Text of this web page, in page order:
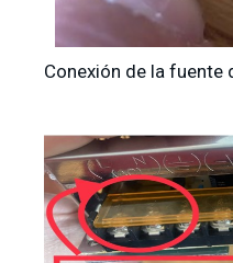
Conexión de la fuente